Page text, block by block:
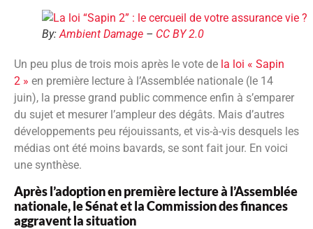
By:Ambient Damage – CC BY 2.0
Un peu plus de trois mois après le vote de la loi « Sapin
2 » en première lecture à l’Assemblée nationale (le 14
juin), la presse grand public commence enfin à s’emparer
du sujet et mesurer l’ampleur des dégâts. Mais d’autres
développements peu réjouissants, et vis-à-vis desquels les
médias ont été moins bavards, se sont fait jour. En voici
une synthèse.
Après l’adoption en première lecture à l’Assemblée
nationale, le Sénat et la Commission des finances
aggravent la situation